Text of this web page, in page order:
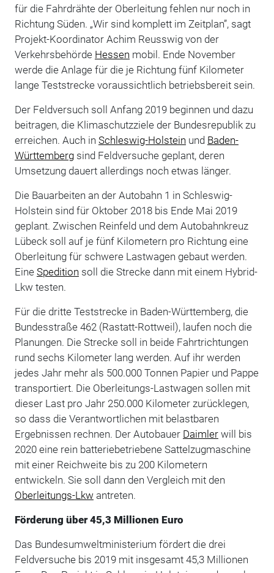
für die Fahrdrähte der Oberleitung fehlen nur noch in
Richtung Süden. „Wir sind komplett im Zeitplan”, sagt
Projekt-Koordinator Achim Reusswig von der
Verkehrsbehörde Hessen mobil. Ende November
werde die Anlage für die je Richtung fünf Kilometer
lange Teststrecke voraussichtlich betriebsbereit sein.
Der Feldversuch soll Anfang 2019 beginnen und dazu
beitragen, die Klimaschutzziele der Bundesrepublik zu
erreichen. Auch in Schleswig-Holstein und Baden-
Württembergsind Feldversuche geplant, deren
Umsetzung dauert allerdings noch etwas länger.
Die Bauarbeiten an der Autobahn 1 in Schleswig-
Holstein sind für Oktober 2018 bis Ende Mai 2019
geplant. Zwischen Reinfeld und dem Autobahnkreuz
Lübeck soll auf je fünf Kilometern pro Richtung eine
Oberleitung für schwere Lastwagen gebaut werden.
Eine Spedition soll die Strecke dann mit einem Hybrid-
Lkw testen.
Für die dritte Teststrecke in Baden-Württemberg, die
Bundesstraße 462 (Rastatt-Rottweil), laufen noch die
Planungen. Die Strecke soll in beide Fahrtrichtungen
rund sechs Kilometer lang werden. Auf ihr werden
jedes Jahr mehr als 500.000 Tonnen Papier und Pappe
transportiert. Die Oberleitungs-Lastwagen sollen mit
dieser Last pro Jahr 250.000 Kilometer zurücklegen,
so dass die Verantwortlichen mit belastbaren
Ergebnissen rechnen. Der Autobauer Daimlerwill bis
2020 eine rein batteriebetriebene Sattelzugmaschine
mit einer Reichweite bis zu 200 Kilometern
entwickeln. Sie soll dann den Vergleich mit den
Oberleitungs-Lkw antreten.
Förderung über 45,3 Millionen Euro
Das Bundesumweltministerium fördert die drei
Feldversuche bis 2019 mit insgesamt 45,3 Millionen